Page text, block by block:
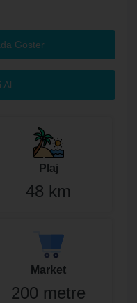
Göster
Al
Plaj
48 km
Market
200 metre